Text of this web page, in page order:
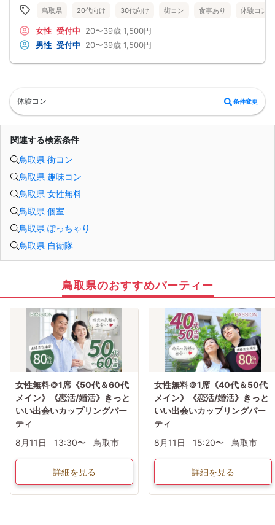
2026年度の恋活イベントは本イベントが最後となりますので、ぜひこの機会にご
参加ください。
な大人ピクニック、モルックや
フリスビーなどのアクティビティを満喫！
「白バラ牛乳」でおなじみ「大山まきばみるくの里」の特製サンド＆ドリンクも
ーディネーター荒木直美さんが登場！
当日の恋活作戦会議やコミュニケーションのヒントを伝授し、皆さまの素敵な出
会いを全力でサポートします！
【お申し込み・抽選について】
・申込期間： 8月6日（木）～ 9月6日（日）23:59まで
・抽選結果案内： 9月10日（木）以降順次ご連絡
・『オミカレ』Webサイトまたはアプリよりお申し込みください。
・受付開始は男性【13：30】、女性【14:00】からとなります。スムーズな進行
のため、時間に余裕をもってお越しください。
・ 集合場所：大山第一駐車場（博労座第一駐車場）へはJR米子駅から車で約30分
です。公共交通機関でのアクセスはできませんのでご注意ください。
※集合場所の大山第一駐車場（博労座第一駐車場）からイベント会場まではシャ
トルバス移動となりますのでご注意ください。
・年齢確認：受付時に年齢確認を行いますので、公的な本人確認書類（運転免許
証、マイナンバーカード等）を必ずご持参ください。
す。広報媒体等へ掲載する際は、個人が特定されないよう十分配慮いたします。
・屋外での開催となりますので、必要に応じて日傘や虫よけスプレーなどをご持
参いただくことをおすすめします。
・動きやすい服装・歩きやすい靴でお越しください。
・イベント内容：やむを得ない事情により、イベント内容が一部変更となる場合
があります。
・雨天時の対応： 小雨決行、荒天中止となります。中止の場合は当日12:00まで
に特設サイトにてお知らせいたします。
・お支払い： ご当選された方は、事前に参加費のお支払いをお願いいたします。
鳥取県 20代向け 30代向け 街コン 食事あり 体験コン
女性 受付中 20〜39歳 1,500円
男性 受付中 20〜39歳 1,500円
体験コン 条件変更
関連する検索条件
鳥取県 街コン
鳥取県 趣味コン
鳥取県 女性無料
鳥取県 個室
鳥取県 ぽっちゃり
鳥取県 自衛隊
鳥取県のおすすめパーティー
女性無料＠1席《50代＆60代
メイン》《恋活/婚活》きっと
いい出会いカップリングパー
ティ
8月11日
13:30〜 鳥取市
詳細を見る
女性無料＠1席《40代＆50代
メイン》《恋活/婚活》きっと
いい出会いカップリングパー
ティ
8月11日
15:20〜 鳥取市
詳細を見る